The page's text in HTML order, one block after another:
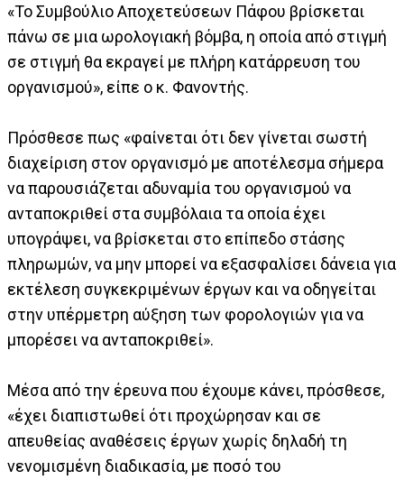
«Το Συμβούλιο Αποχετεύσεων Πάφου βρίσκεται
πάνω σε μια ωρολογιακή βόμβα, η οποία από στιγμή
σε στιγμή θα εκραγεί με πλήρη κατάρρευση του
οργανισμού», είπε ο κ. Φανοντής.
Πρόσθεσε πως «φαίνεται ότι δεν γίνεται σωστή
διαχείριση στον οργανισμό με αποτέλεσμα σήμερα
να παρουσιάζεται αδυναμία του οργανισμού να
ανταποκριθεί στα συμβόλαια τα οποία έχει
υπογράψει, να βρίσκεται στο επίπεδο στάσης
πληρωμών, να μην μπορεί να εξασφαλίσει δάνεια για
εκτέλεση συγκεκριμένων έργων και να οδηγείται
στην υπέρμετρη αύξηση των φορολογιών για να
μπορέσει να ανταποκριθεί».
Μέσα από την έρευνα που έχουμε κάνει, πρόσθεσε,
«έχει διαπιστωθεί ότι προχώρησαν και σε
απευθείας αναθέσεις έργων χωρίς δηλαδή τη
νενομισμένη διαδικασία, με ποσό του